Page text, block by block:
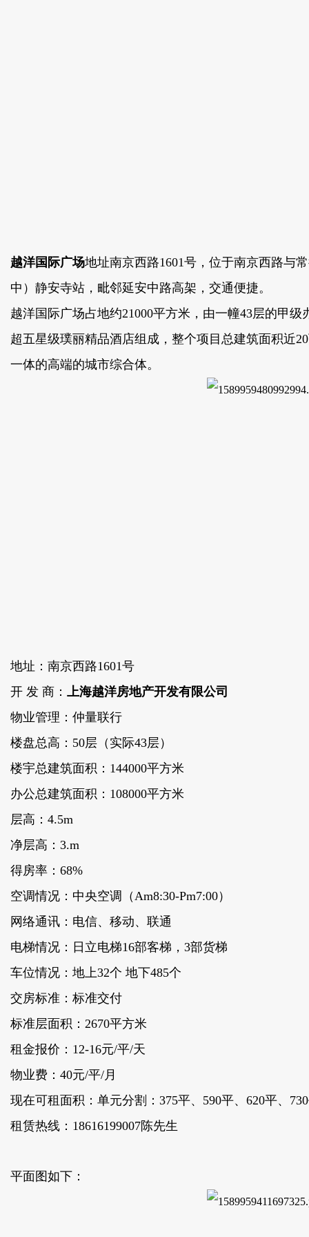
越洋国际广场地址南京西路1601号，位于南京西路与
中）静安寺站，毗邻延安中路高架，交通便捷。
越洋国际广场占地约21000平方米，由一幢43层的甲
超五星级璞丽精品酒店组成，整个项目总建筑面积近20
一体的高端的城市综合体。
地址：南京西路1601号
开 发 商： 上海越洋房地产开发有限公司
物业管理：仲量联行
楼盘总高：50层（实际43层）
楼宇总建筑面积：144000平方米
办公总建筑面积：108000平方米
层高：4.5m
净层高：3.m
得房率：68%
空调情况：中央空调（Am8:30-Pm7:00）
网络通讯：电信、移动、联通
电梯情况：日立电梯16部客梯，3部货梯
车位情况：地上32个 地下485个
交房标准：标准交付
标准层面积：2670平方米
租金报价：12-16元/平/天
物业费：40元/平/月
现在可租面积：单元分割：375平、590平、620平、
租赁热线：18616199007陈先生
平面图如下：